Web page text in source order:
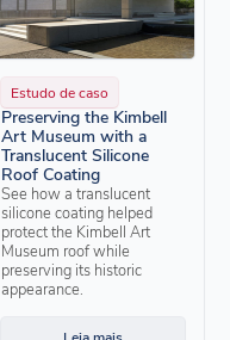
Estudo de caso
Preserving the Kimbell
Art Museum with a
Translucent Silicone
Roof Coating
See how a translucent
silicone coating helped
protect the Kimbell Art
Museum roof while
preserving its historic
appearance.